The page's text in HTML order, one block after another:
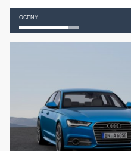
OCENY